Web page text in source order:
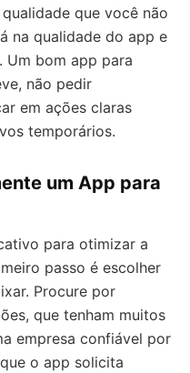
que você não
na qualidade do app e
bom app para
não pedir
em ações claras
temporários.
um App para
para otimizar a
passo é escolher
Procure por
que tenham muitos
empresa confiável por
o app solicita